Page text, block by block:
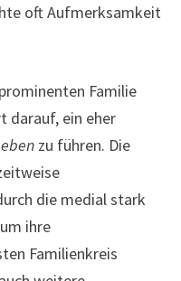
oft Aufmerksamkeit
Familie
darauf, ein eher
zu führen. Die
die medial stark
ihre
Familienkreis